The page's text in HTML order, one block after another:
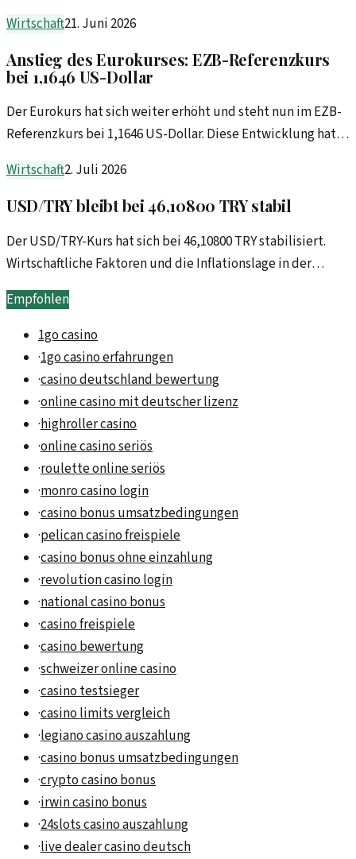
Wirtschaft21. Juni 2026
Anstieg des Eurokurses: EZB-Referenzkurs
bei 1,1646 US-Dollar
Der Eurokurs hat sich weiter erhöht und steht nun im EZB-
Referenzkurs bei 1,1646 US-Dollar. Diese Entwicklung hat
Wirtschaft.
Wirtschaft2. Juli 2026
USD/TRY bleibt bei 46,10800 TRY stabil
Der USD/TRY-Kurs hat sich bei 46,10800 TRY stabilisiert.
Wirtschaftliche Faktoren und die Inflationslage in der
Türkei könnten Einfluss auf zukünftige Entwicklungen
haben.
Empfohlen
1go casino
·1go casino erfahrungen
·casino deutschland bewertung
·online casino mit deutscher lizenz
·highroller casino
·online casino seriös
·roulette online seriös
·monro casino login
·casino bonus umsatzbedingungen
·pelican casino freispiele
·casino bonus ohne einzahlung
·revolution casino login
·national casino bonus
·casino freispiele
·casino bewertung
·schweizer online casino
·casino testsieger
·casino limits vergleich
·legiano casino auszahlung
·casino bonus umsatzbedingungen
·crypto casino bonus
·irwin casino bonus
·24slots casino auszahlung
·live dealer casino deutsch